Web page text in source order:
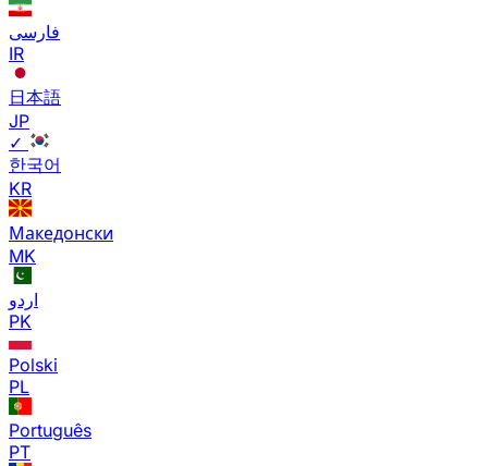
فارسی
IR
日本語
JP
✓
한국어
KR
Македонски
MK
اردو
PK
Polski
PL
Português
PT